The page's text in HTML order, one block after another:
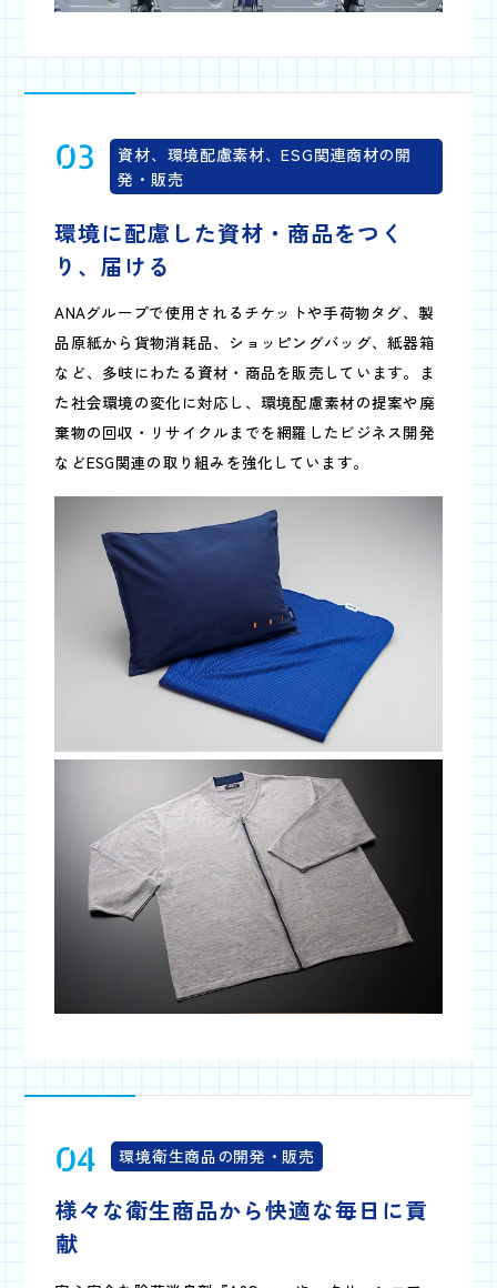
03
資材、環境配慮素材、ESG関連商材の開
発・販売
環境に配慮した資材・商品をつく
り、届ける
ANAグループで使用されるチケットや手荷物タグ、製
品原紙から貨物消耗品、ショッピングバッグ、紙器箱
など、多岐にわたる資材・商品を販売しています。ま
た社会環境の変化に対応し、環境配慮素材の提案や廃
棄物の回収・リサイクルまでを網羅したビジネス開発
などESG関連の取り組みを強化しています。
04 環境衛生商品の開発・販売
様々な衛生商品から快適な毎日に貢
献